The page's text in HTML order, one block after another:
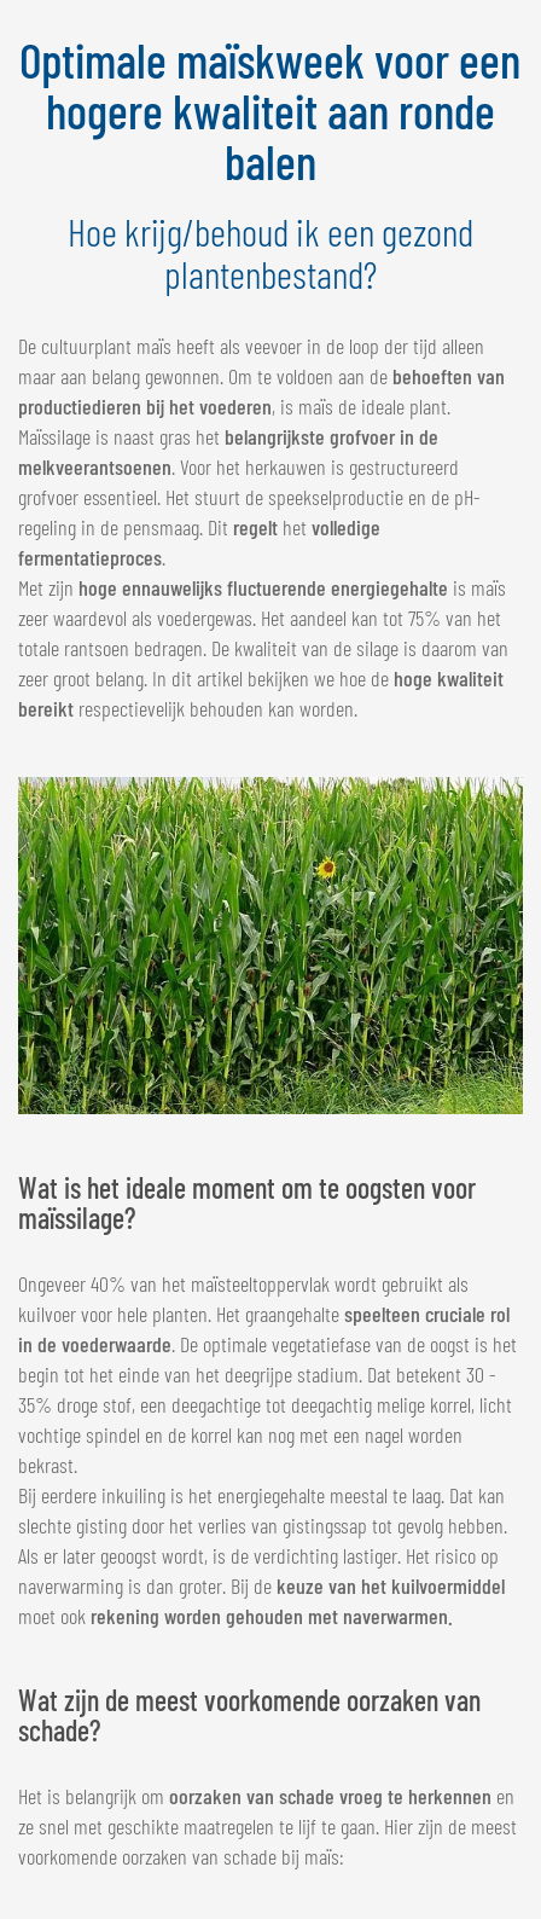
FRANÇAIS
DEUTSCH
ZWITSERLAND
DEUTSCH
Optimale maïskweek voor een
hogere kwaliteit aan ronde
balen
Hoe krijg/behoud ik een gezond
plantenbestand?
De cultuurplant maïs heeft als veevoer in de loop der tijd alleen
maar aan belang gewonnen. Om te voldoen aan de behoeften van
productiedieren bij het voederen, is maïs de ideale plant.
Maïssilage is naast gras het belangrijkste grofvoer in de
melkveerantsoenen. Voor het herkauwen is gestructureerd
grofvoer essentieel. Het stuurt de speekselproductie en de pH-
regeling in de pensmaag. Dit regelt het volledige
fermentatieproces.
Met zijn hoge ennauwelijks fluctuerende energiegehalte is maïs
zeer waardevol als voedergewas. Het aandeel kan tot 75% van het
totale rantsoen bedragen. De kwaliteit van de silage is daarom van
zeer groot belang. In dit artikel bekijken we hoe de hoge kwaliteit
bereikt respectievelijk behouden kan worden.
Wat is het ideale moment om te oogsten voor
maïssilage?
Ongeveer 40% van het maïsteeltoppervlak wordt gebruikt als
kuilvoer voor hele planten. Het graangehaltespeelteen cruciale rol
in de voederwaarde. De optimale vegetatiefase van de oogst is het
begin tot het einde van het deegrijpe stadium. Dat betekent 30 -
35% droge stof, een deegachtige tot deegachtig melige korrel, licht
vochtige spindel en de korrel kan nog met een nagel worden
bekrast.
Bij eerdere inkuiling is het energiegehalte meestal te laag. Dat kan
slechte gisting door het verlies van gistingssap tot gevolg hebben.
Als er later geoogst wordt, is de verdichting lastiger. Het risico op
naverwarming is dan groter. Bij de keuze van het kuilvoermiddel
moet ook rekening worden gehouden met naverwarmen.
Wat zijn de meest voorkomende oorzaken van
schade?
Het is belangrijk om oorzaken van schade vroeg te herkennen en
ze snel met geschikte maatregelen te lijf te gaan. Hier zijn de meest
voorkomende oorzaken van schade bij maïs: